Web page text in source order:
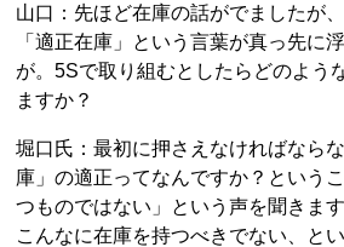
山口：先ほど在庫の話がでましたが
「適正在庫」という言葉が真っ先に
が。5Sで取り組むとしたらどのよう
ますか？
堀口氏：最初に押さえなければなら
庫」の適正ってなんですか？という
つものではない」という声を聞きま
こんなに在庫を持つべきでない、と